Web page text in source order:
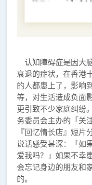
认知障碍症是因大
衰退的症状，在香港
的人都患上了，影响
等，对生活造成负面
更引致不少家庭纠纷
务委员会主办的「
『回忆情长店』短
说话感受甚深：「如
爱我吗？」如果不幸
会忘记身边的朋友和
的。